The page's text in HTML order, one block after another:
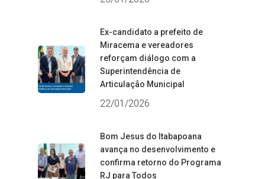
Ex-candidato a prefeito de
Miracema e vereadores
reforçam diálogo com a
Superintendência de
Articulação Municipal
22/01/2026
Bom Jesus do Itabapoana
avança no desenvolvimento e
confirma retorno do Programa
RJ para Todos